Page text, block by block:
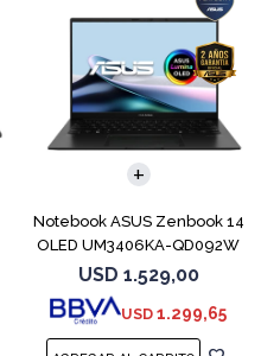
Notebook ASUS Zenbook 14
OLED UM3406KA-QD092W
Ryzen AI 7 350
USD 1.529,00
USD 1.299,65